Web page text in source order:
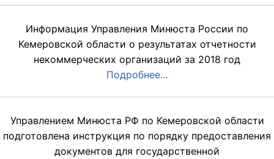
Информация Управления Минюста России по
Кемеровской области о результатах отчетности
некоммерческих организаций за 2018 год
Подробнее…
Управлением Минюста РФ по Кемеровской области
подготовлена инструкция по порядку предоставления
документов для государственной